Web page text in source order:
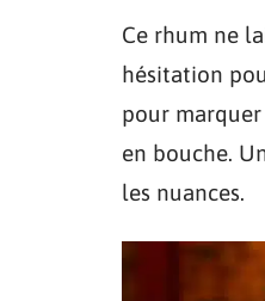
Ce rhum ne
hésitation
pour
en bouche.
les nuances.